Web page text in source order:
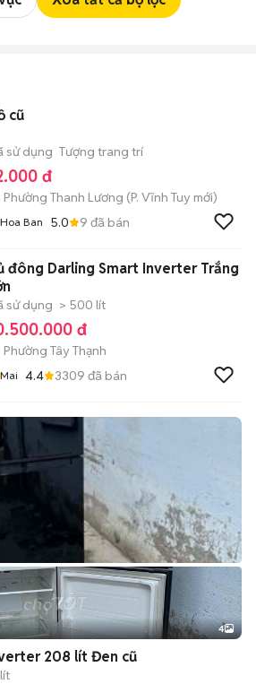
cũ
sử dụng Tượng trang trí
đ
Phường Thanh Lương (P. Vĩnh Tuy mới)
Hoa Ban 5.0 9 đã bán
đông Darling Smart Inverter Trắng
sử dụng > 500 lít
đ
Phường Tây Thạnh
Mai 4.4 3309 đã bán
4
208 lít Đen cũ